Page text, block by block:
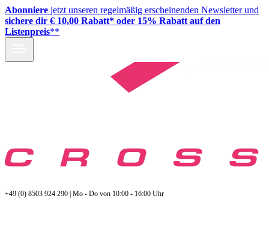
Abonniere jetzt unseren regelmäßig erscheinenden Newsletter und
sichere dir € 10,00 Rabatt* oder 15% Rabatt auf den
Listenpreis**
+49 (0) 8503 924 290 | Mo - Do von 10:00 - 16:00 Uhr